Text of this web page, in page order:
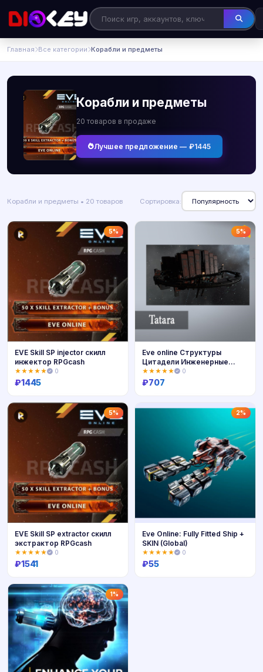
Главная Все категории Корабли и предметы
Корабли и предметы
20 товаров в продаже
Лучшее предложение — ₽1445
Корабли и предметы • 20 товаров Сортировка:
5%
Купить
EVE Skill SP injector скилл
инжектор RPGcash
★★★★★ 0
₽1445
5%
Eve online Структуры
Цитадели Инженерные
Комплексы
★★★★★ 0
₽707
5%
Купить
EVE Skill SP extractor скилл
экстрактор RPGcash
★★★★★ 0
₽1541
2%
Eve Online: Fully Fitted Ship +
SKIN (Global)
★★★★★ 0
₽55
1%